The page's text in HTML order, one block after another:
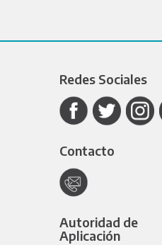
Redes Sociales
Contacto
Autoridad de
Aplicación